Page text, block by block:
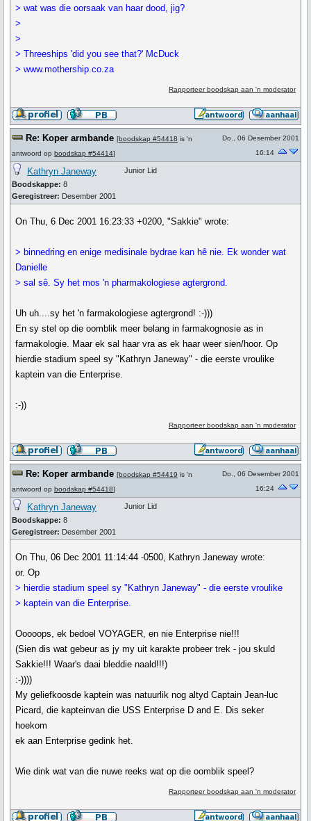
> wat was die oorsaak van haar dood, jig?
>
>
> Threeships 'did you see that?' McDuck
> www.mothership.co.za
Rapporteer boodskap aan 'n moderator
Re: Koper armbande [boodskap #54418 is 'n
antwoord op boodskap #54414]
Do., 06 Desember 2001
16:14
Kathryn Janeway
Boodskappe: 8
Geregistreer: Desember 2001
Junior Lid
On Thu, 6 Dec 2001 16:23:33 +0200, "Sakkie" wrote:
> binnedring en enige medisinale bydrae kan hê nie. Ek wonder wat
Danielle
> sal sê. Sy het mos 'n pharmakologiese agtergrond.
Uh uh....sy het 'n farmakologiese agtergrond! :-)))
En sy stel op die oomblik meer belang in farmakognosie as in
farmakologie. Maar ek sal haar vra as ek haar weer sien/hoor. Op
hierdie stadium speel sy "Kathryn Janeway" - die eerste vroulike
kaptein van die Enterprise.
:-))
Rapporteer boodskap aan 'n moderator
Re: Koper armbande [boodskap #54419 is 'n
antwoord op boodskap #54418]
Do., 06 Desember 2001
16:24
Kathryn Janeway
Boodskappe: 8
Geregistreer: Desember 2001
Junior Lid
On Thu, 06 Dec 2001 11:14:44 -0500, Kathryn Janeway wrote:
or. Op
> hierdie stadium speel sy "Kathryn Janeway" - die eerste vroulike
> kaptein van die Enterprise.
Ooooops, ek bedoel VOYAGER, en nie Enterprise nie!!!
(Sien dis wat gebeur as jy my uit karakte probeer trek - jou skuld
Sakkie!!! Waar's daai bleddie naald!!!)
:-))))
My geliefkoosde kaptein was natuurlik nog altyd Captain Jean-luc
Picard, die kapteinvan die USS Enterprise D and E. Dis seker
hoekom
ek aan Enterprise gedink het.
Wie dink wat van die nuwe reeks wat op die oomblik speel?
Rapporteer boodskap aan 'n moderator